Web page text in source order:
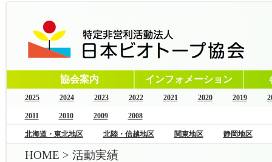
協会案内 インフォメーション
2025 2024 2023 2022 2021 2020 2019
2011 2010 2009 2008
北海道・東北地区 北陸・信越地区 関東地区 静岡地区
HOME > 活動実績